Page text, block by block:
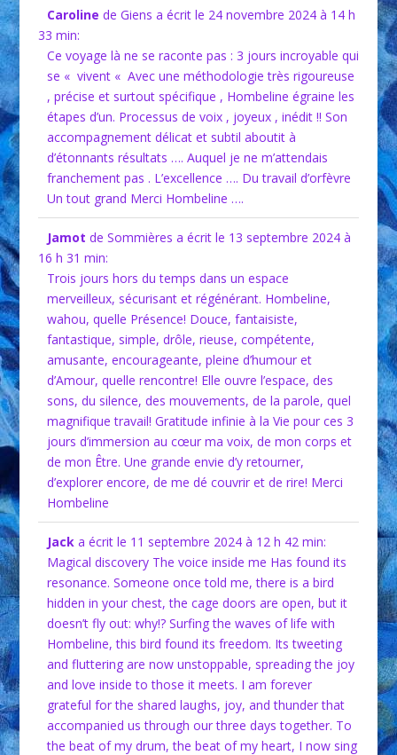
Caroline de Giens a écrit le 24 novembre 2024à 14 h
33 min:
Ce voyage là ne se raconte pas : 3 jours incroyable qui
se « vivent « Avec une méthodologie très rigoureuse
, précise et surtout spécifique , Hombeline égraine les
étapes d’un. Processus de voix , joyeux , inédit !! Son
accompagnement délicat et subtil aboutit à
d’étonnants résultats …. Auquel je ne m’attendais
franchement pas . L’excellence …. Du travail d’orfèvre
Un tout grand Merci Hombeline ….
Jamot de Sommières a écrit le 13 septembre 2024à
16 h 31 min:
Trois jours hors du temps dans un espace
merveilleux, sécurisant et régénérant. Hombeline,
wahou, quelle Présence! Douce, fantaisiste,
fantastique, simple, drôle, rieuse, compétente,
amusante, encourageante, pleine d’humour et
d’Amour, quelle rencontre! Elle ouvre l’espace, des
sons, du silence, des mouvements, de la parole, quel
magnifique travail! Gratitude infinie à la Vie pour ces 3
jours d’immersion au cœur ma voix, de mon corps et
de mon Être. Une grande envie d’y retourner,
d’explorer encore, de me dé couvrir et de rire! Merci
Hombeline
Jack a écrit le 11 septembre 2024à 12 h 42 min:
Magical discovery The voice inside me Has found its
resonance. Someone once told me, there is a bird
hidden in your chest, the cage doors are open, but it
doesn’t fly out: why!? Surfing the waves of life with
Hombeline, this bird found its freedom. Its tweeting
and fluttering are now unstoppable, spreading the joy
and love inside to those it meets. I am forever
grateful for the shared laughs, joy, and thunder that
accompanied us through our three days together. To
the beat of my drum, the beat of my heart, I now sing